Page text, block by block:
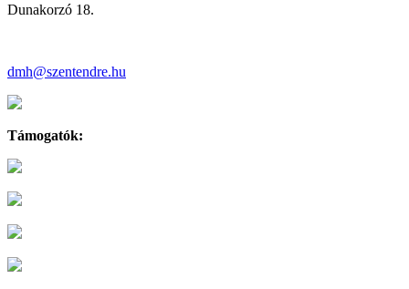
Dunakorzó 18.
dmh@szentendre.hu
Támogatók: